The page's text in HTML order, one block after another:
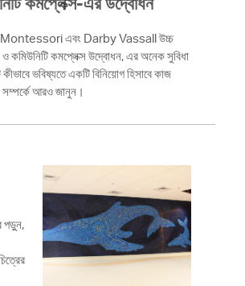
এবং Darby Vassall উচ্চ
ও কমিউনিটি কমপ্লেক্স উদ্বোধন, এর অনেক সুবিধা
ভবিষ্যতে একটি বিনিয়োগ হিসাবে কাজ
সম্পর্কে আরও জানুন।
পড়ুন,